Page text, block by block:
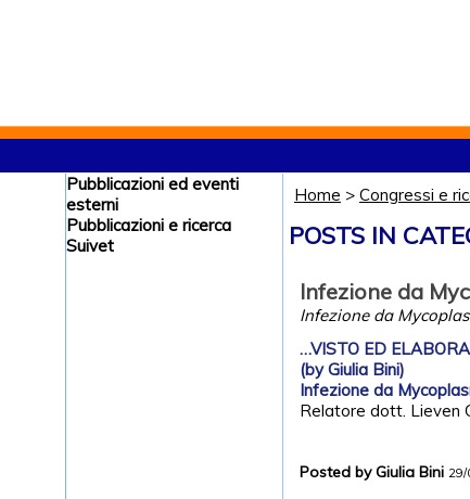
Pubblicazioni ed eventi
esterni
Pubblicazioni e ricerca
Suivet
Home > Congressi e
POSTS IN
Infezione da
Infezione da
…VISTO ED
(by Giulia Bini)
Infezione da
Relatore dott. Lieven
Posted by Giulia Bini 29/